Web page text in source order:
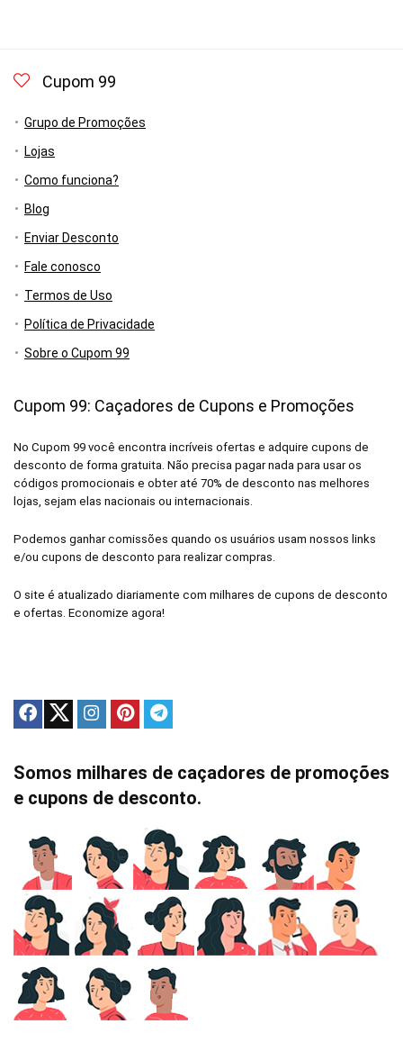
Cupom 99
Grupo de Promoções
Lojas
Como funciona?
Blog
Enviar Desconto
Fale conosco
Termos de Uso
Política de Privacidade
Sobre o Cupom 99
Cupom 99: Caçadores de Cupons e Promoções
No Cupom 99 você encontra incríveis ofertas e adquire cupons de
desconto de forma gratuita. Não precisa pagar nada para usar os
códigos promocionais e obter até 70% de desconto nas melhores
lojas, sejam elas nacionais ou internacionais.
Podemos ganhar comissões quando os usuários usam nossos links
e/ou cupons de desconto para realizar compras.
O site é atualizado diariamente com milhares de cupons de desconto
e ofertas. Economize agora!
Somos milhares de caçadores de promoções
e cupons de desconto.